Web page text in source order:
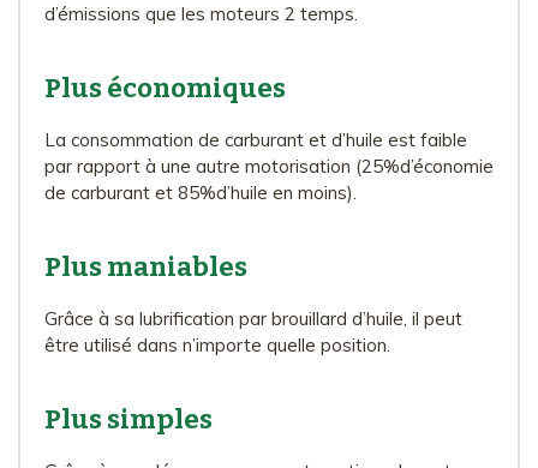
d’émissions que les moteurs 2 temps.
Plus économiques
La consommation de carburant et d’huile est faible
par rapport à une autre motorisation (25%d’économie
de carburant et 85%d’huile en moins).
Plus maniables
Grâce à sa lubrification par brouillard d’huile, il peut
être utilisé dans n’importe quelle position.
Plus simples